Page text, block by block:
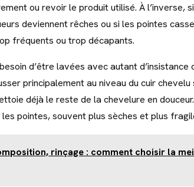
ou revoir le produit utilisé. À l’inverse,
deviennent rêches ou si les pointes
fréquents ou trop décapants.
d’être lavées avec autant d’insistance
principalement au niveau du cuir chevelu
déjà le reste de la chevelure en
pointes, souvent plus sèches et plus
rinçage : comment choisir la